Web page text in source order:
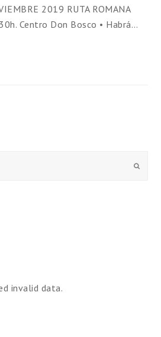
2019 RUTA ROMANA
Centro Don Bosco • Habrá…
Enviar
invalid data.